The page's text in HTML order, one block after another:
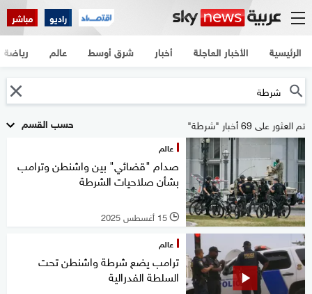
راديو مباشر
الرئيسية الأخبار العاجلة أخبار شرق أوسط عالم رياضة
حسب القسم تم العثور على 69 أخبار "شرطة"
عالم
صدام "قضائي" بين واشنطن وترامب
بشأن صلاحيات الشرطة
l 15 أغسطس 2025
عالم
ترامب يضع شرطة واشنطن تحت
السلطة الفدرالية